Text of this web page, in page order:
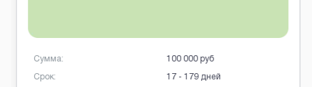
Сумма:
Срок:
100 000 руб
17 - 179 дней